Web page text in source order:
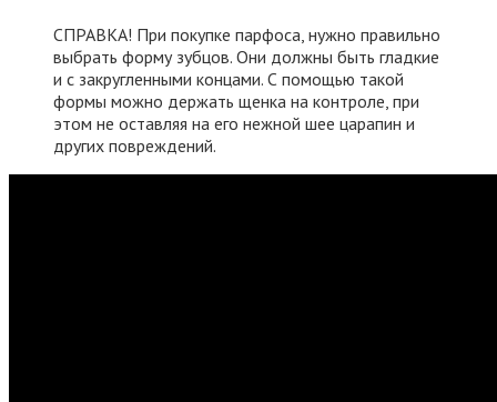
СПРАВКА! При покупке парфоса, нужно правильно
выбрать форму зубцов. Они должны быть гладкие
и с закругленными концами. С помощью такой
формы можно держать щенка на контроле, при
этом не оставляя на его нежной шее царапин и
других повреждений.